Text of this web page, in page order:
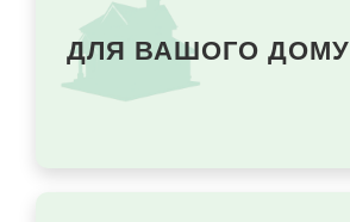
ДЛЯ ВАШОГО ДОМУ